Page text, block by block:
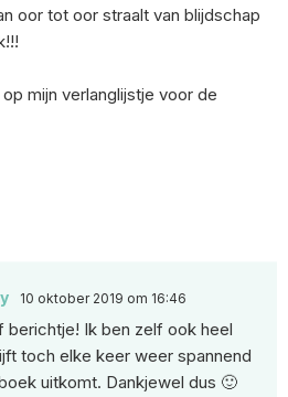
oor tot oor straalt van blijdschap
mijn verlanglijstje voor de
10 oktober 2019 om 16:46
berichtje! Ik ben zelf ook heel
toch elke keer weer spannend
uitkomt. Dankjewel dus 🙂